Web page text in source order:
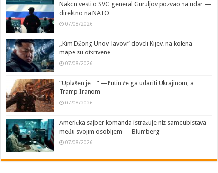
Nakon vesti o SVO general Guruljov pozvao na udar —
direktno na NATO
07/08/2026
„Kim Džong Unovi lavovi“ doveli Kijev, na kolena —
mape su otkrivene…
07/08/2026
“Uplašen je…” —Putin će ga udariti Ukrajinom, a
Tramp Iranom
07/08/2026
Američka sajber komanda istražuje niz samoubistava
među svojim osobljem — Blumberg
07/08/2026